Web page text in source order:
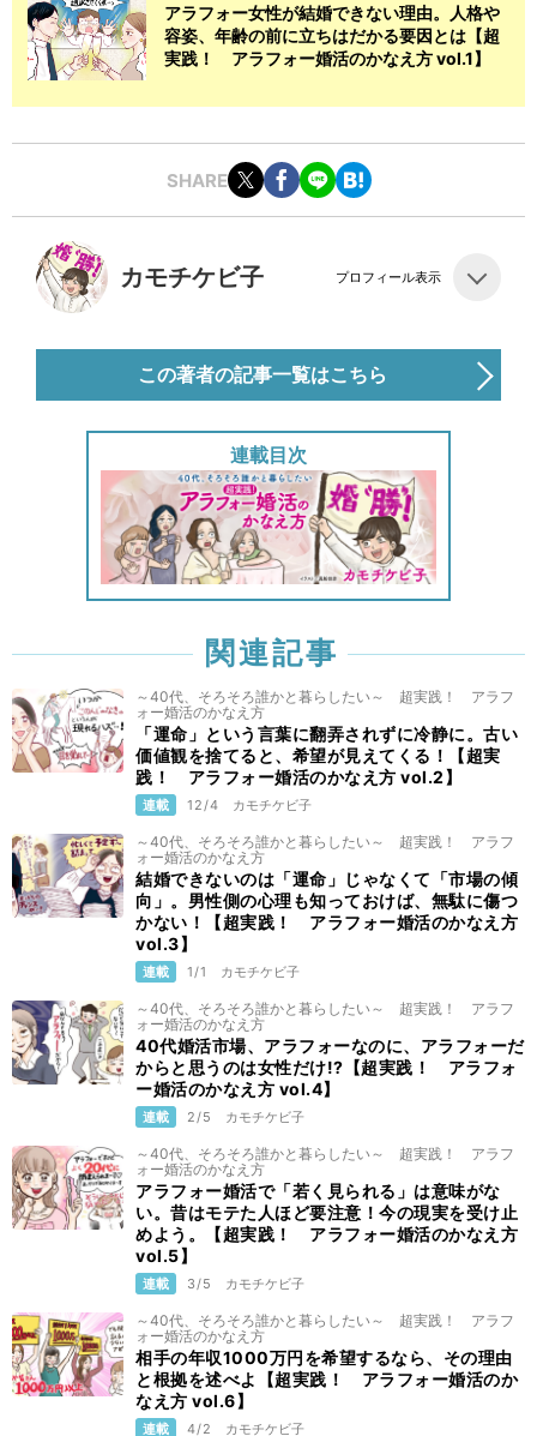
アラフォー女性が結婚できない理由。人格や
容姿、年齢の前に立ちはだかる要因とは【超
実践！ アラフォー婚活のかなえ方 vol.1】
SHARE
カモチケビ子 プロフィール表示
この著者の記事一覧はこちら
連載目次
関連記事
～40代、そろそろ誰かと暮らしたい～ 超実践！ アラフ
ォー婚活のかなえ方
「運命」という言葉に翻弄されずに冷静に。古い
価値観を捨てると、希望が見えてくる！【超実
践！ アラフォー婚活のかなえ方 vol.2】
連載 12/4 カモチケビ子
～40代、そろそろ誰かと暮らしたい～ 超実践！ アラフ
ォー婚活のかなえ方
結婚できないのは「運命」じゃなくて「市場の傾
向」。男性側の心理も知っておけば、無駄に傷つ
かない！【超実践！ アラフォー婚活のかなえ方
vol.3】
連載 1/1 カモチケビ子
～40代、そろそろ誰かと暮らしたい～ 超実践！ アラフ
ォー婚活のかなえ方
40代婚活市場、アラフォーなのに、アラフォーだ
からと思うのは女性だけ!?【超実践！ アラフォ
ー婚活のかなえ方 vol.4】
連載 2/5 カモチケビ子
～40代、そろそろ誰かと暮らしたい～ 超実践！ アラフ
ォー婚活のかなえ方
アラフォー婚活で「若く見られる」は意味がな
い。昔はモテた人ほど要注意！今の現実を受け止
めよう。【超実践！ アラフォー婚活のかなえ方
vol.5】
連載 3/5 カモチケビ子
～40代、そろそろ誰かと暮らしたい～ 超実践！ アラフ
ォー婚活のかなえ方
相手の年収1000万円を希望するなら、その理由
と根拠を述べよ【超実践！ アラフォー婚活のか
なえ方 vol.6】
連載 4/2 カモチケビ子